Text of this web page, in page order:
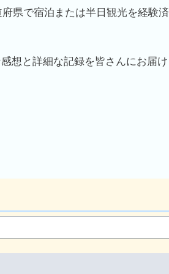
県で宿泊または半日観光を経験済
想と詳細な記録を皆さんにお届け